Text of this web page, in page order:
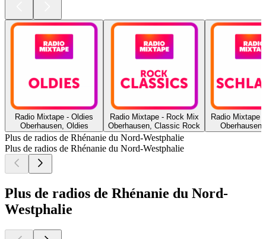
Radio Mixtape - Oldies
Oberhausen, Oldies
Radio Mixtape - Rock Mix
Oberhausen, Classic Rock
Radio Mixtape
Plus de radios de Rhénanie du Nord-Westphalie
Plus de radios de Rhénanie du Nord-Westphalie
Plus de radios de Rhénanie du Nord-
Westphalie